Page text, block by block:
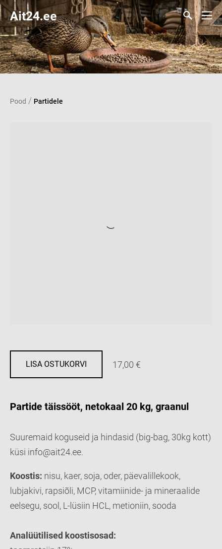
Ait24.ee
Pood / Partidele
LISA OSTUKORVI 17,00 €
Partide täissööt, netokaal 20 kg, graanul
Suuremaid koguseid ja hindasid (big-bag, 30kg kott)
küsi info@ait24.ee.
Koostis: nisu, kaer, soja, oder, päevalillekook,
lubjakivi, rapsiõli, MCP, vitamiinide- ja mineraalide
eelsegu, sool, L-lüsiin HCL, metioniin, sooda
Analüütilised koostisosad: